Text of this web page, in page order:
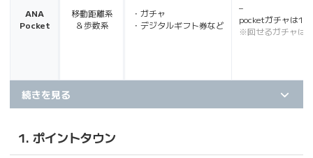
ANA
Pocket
移動距離系
＆歩数系
・ガチャ
・デジタルギフト券など
–
pocketガチャは1
※回せるガチャは
続きを見る
1. ポイントタウン